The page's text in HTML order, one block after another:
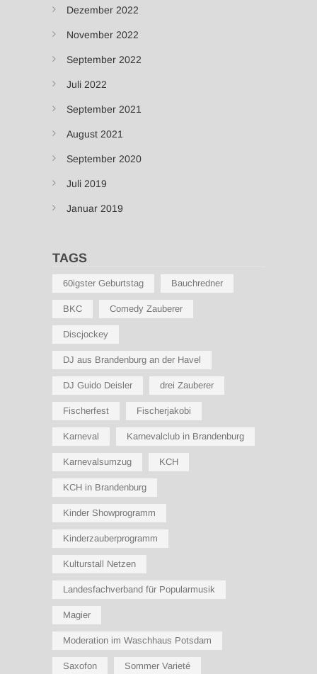
Dezember 2022
November 2022
September 2022
Juli 2022
September 2021
August 2021
September 2020
Juli 2019
Januar 2019
TAGS
60igster Geburtstag Bauchredner
BKC Comedy Zauberer
Discjockey
DJ aus Brandenburg an der Havel
DJ Guido Deisler drei Zauberer
Fischerfest Fischerjakobi
Karneval Karnevalclub in Brandenburg
Karnevalsumzug KCH
KCH in Brandenburg
Kinder Showprogramm
Kinderzauberprogramm
Kulturstall Netzen
Landesfachverband für Popularmusik
Magier
Moderation im Waschhaus Potsdam
Saxofon Sommer Varieté